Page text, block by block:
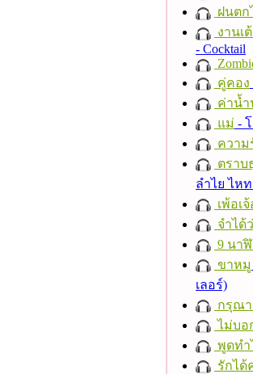
ฝนตก
งานเ
- Cocktail
คู่คอง
ค่าน้
แม่ -
ความ
ตราบ
ลำไย ไห
เพ้อเ
จำได้
9 นา
ขาหมู
เลอร์)
กรุณา
ไม่บอ
พูดทำ
รักได้